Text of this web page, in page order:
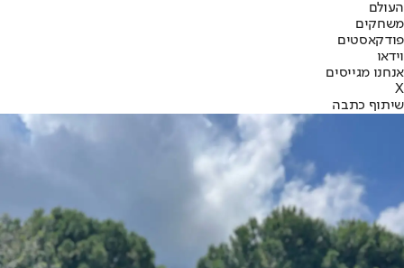
העולם
משחקים
פודקאסטים
וידאו
אנחנו מגייסים
X
שיתוף כתבה